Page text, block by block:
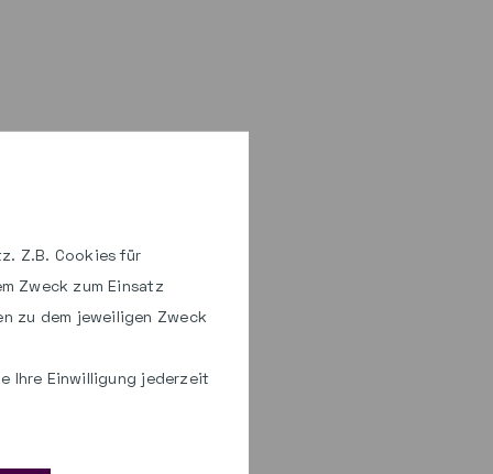
Z.B. Cookies für
Zweck zum Einsatz
zu dem jeweiligen Zweck
Ihre Einwilligung jederzeit